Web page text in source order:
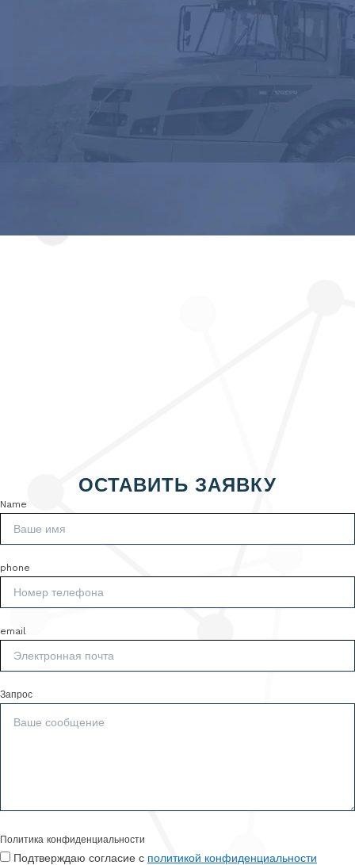
ОСТАВИТЬ ЗАЯВКУ
Name
phone
email
Запрос
Политика конфиденциальности
Подтверждаю согласие с политикой конфиденциальности